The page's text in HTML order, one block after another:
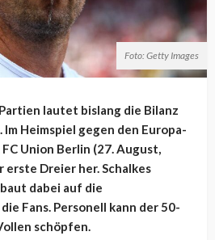
Foto: Getty Images
lautet bislang die Bilanz
Im Heimspiel gegen den Europa-
Union Berlin (27. August,
erste Dreier her. Schalkes
dabei auf die
Fans. Personell kann der 50-
schöpfen.